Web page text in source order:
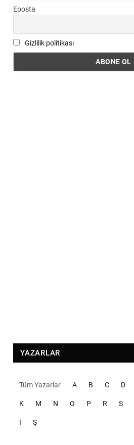
Eposta
Gizlilik politikası
YAZARLAR
Tüm Yazarlar A B C D
K M N O P R S
İ Ş